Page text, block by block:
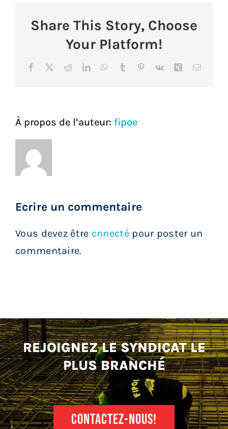
Services aux membres
Actualités
Boutique
Contactez-nous
Share This Story, Choose
Your Platform!
Facebook RedditLinkedInWhatsApp
Tumblr PinterestVk XingCourriel
À propos de l’auteur: fipoe
Ecrire un commentaire
Vous devez être cnnectépour poster un
commentaire.
REJOIGNEZ LE SYNDICAT LE
PLUS BRANCHÉ
CONTACTEZ-NOUS!